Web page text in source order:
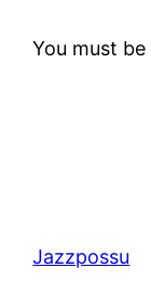
You must be
Jazzpossu